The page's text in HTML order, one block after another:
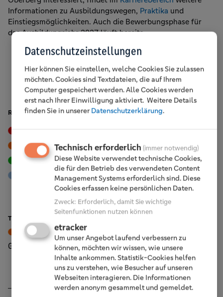
Informationen zu Ausbildungswegen, Praktika und
Einstiegsmöglichkeiten. Auch die Bewerbungsphase für
das Ausbildungsjahr 2027 läuft bereits.
Jetzt bewerben!
RUBRIKEN
Events
Tipps & Trends
Vor Ort
Karriere
Nachhaltigkeit
Engagement
Mitglieder
TOP BEITRÄGE
Vor Ort
Wiehl, 2. Juli 2026
Generationenwechsel an der Spitze
Datenschutzeinstellungen
Hier können Sie einstellen, welche Cookies Sie zulassen
möchten. Cookies sind Textdateien, die auf Ihrem
Computer gespeichert werden. Alle Cookies werden
erst nach Ihrer Einwilligung aktiviert. Weitere Details
finden Sie in unserer Datenschutzerklärung.
Technisch erforderlich (immer notwendig)
Diese Website verwendet technische Cookies,
die für den Betrieb des verwendeten Content
Management Systems erforderlich sind. Diese
Cookies erfassen keine persönlichen Daten.
Zweck: Erforderlich, damit Sie wichtige
Seitenfunktionen nutzen können
etracker
Um unser Angebot laufend verbessern zu
können, möchten wir wissen, wie unsere
Inhalte ankommen. Statistik-Cookies helfen
uns zu verstehen, wie Besucher auf unseren
Webseiten interagieren. Die Informationen
werden anonym gesammelt und gemeldet.